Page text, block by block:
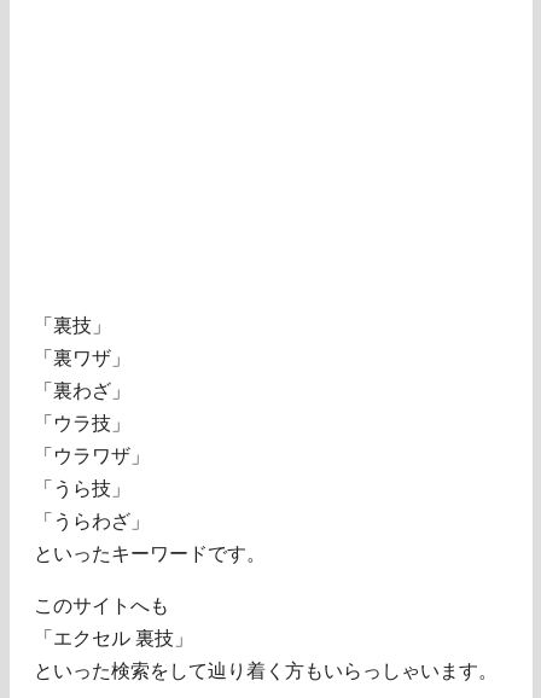
「裏技」
「裏ワザ」
「裏わざ」
「ウラ技」
「ウラワザ」
「うら技」
「うらわざ」
といったキーワードです。
このサイトへも
「エクセル 裏技」
といった検索をして辿り着く方もいらっしゃいます。